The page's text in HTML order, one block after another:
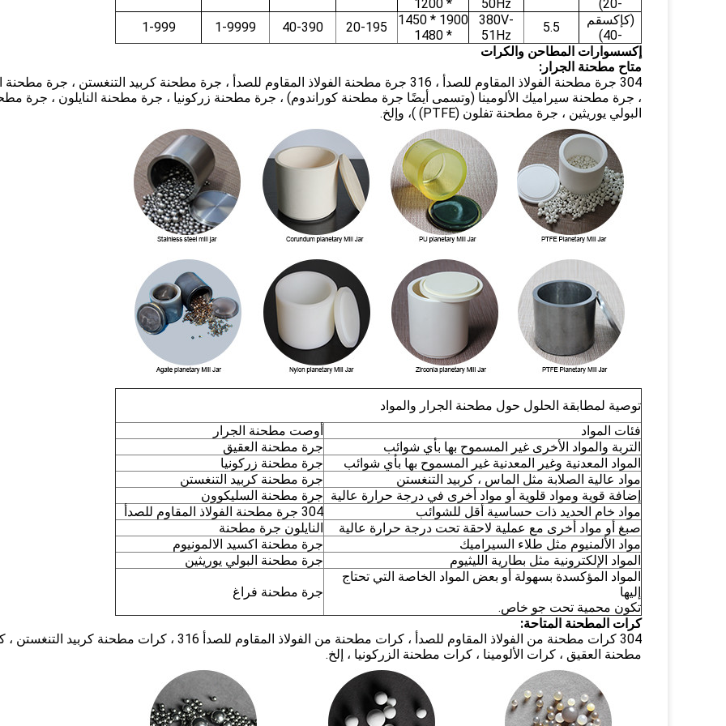
-20)
50Hz
* 1200
(كإكسقم
-40)
5.5
380V-
51Hz
1900 * 1450
* 1480
20-195
40-390
1-9999
1-999
إكسسوارات المطاحن والكرات
متاح مطحنة الجرار:
304 جرة مطحنة الفولاذ المقاوم للصدأ ، 316 جرة مطحنة الفولاذ المقاوم للصدأ ، جرة مطحنة كربيد التنغستن ، جرة
، جرة مطحنة سيراميك الألومينا (وتسمى أيضًا جرة مطحنة كوراندوم) ، جرة مطحنة زركونيا ، جرة مطحنة النايلون ، جرة
البولي يوريثين ، جرة مطحنة تفلون (PTFE) )، وإلخ.
توصية لمطابقة الحلول حول مطحنة الجرار والمواد
فئات المواد
أوصت مطحنة الجرار
التربة والمواد الأخرى غير المسموح بها بأي شوائب
جرة مطحنة العقيق
المواد المعدنية وغير المعدنية غير المسموح بها بأي شوائب
جرة مطحنة زركونيا
مواد عالية الصلابة مثل الماس ، كربيد التنغستن
جرة مطحنة كربيد التنغستن
إضافة قوية ومواد قلوية أو مواد أخرى في درجة حرارة عالية جرة مطحنة السليكوون
مواد خام الحديد ذات حساسية أقل للشوائب
304 جرة مطحنة الفولاذ المقاوم للصدأ
صبغ أو مواد أخرى مع عملية لاحقة تحت درجة حرارة عالية
النايلون جرة مطحنة
مواد الألمنيوم مثل طلاء السيراميك
جرة مطحنة اكسيد الالمونيوم
المواد الإلكترونية مثل بطارية الليثيوم
جرة مطحنة البولي يوريثين
المواد المؤكسدة بسهولة أو بعض المواد الخاصة التي تحتاج
إليها
تكون محمية تحت جو خاص.
جرة مطحنة فراغ
كرات المطحنة المتاحة:
304 كرات مطحنة من الفولاذ المقاوم للصدأ ، كرات مطحنة من الفولاذ المقاوم للصدأ 316 ، كرات مطحنة كربيد
مطحنة العقيق ، كرات الألومينا ، كرات مطحنة الزركونيا ، إلخ.